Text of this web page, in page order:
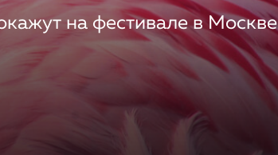
на фестивале в Москве